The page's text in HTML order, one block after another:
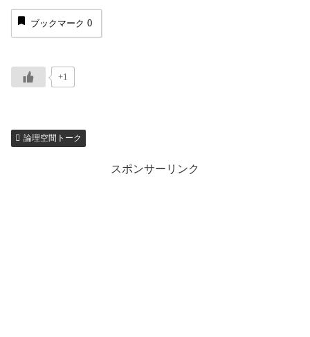
ブックマーク 0
+1
論理空間トーク
スポンサーリンク